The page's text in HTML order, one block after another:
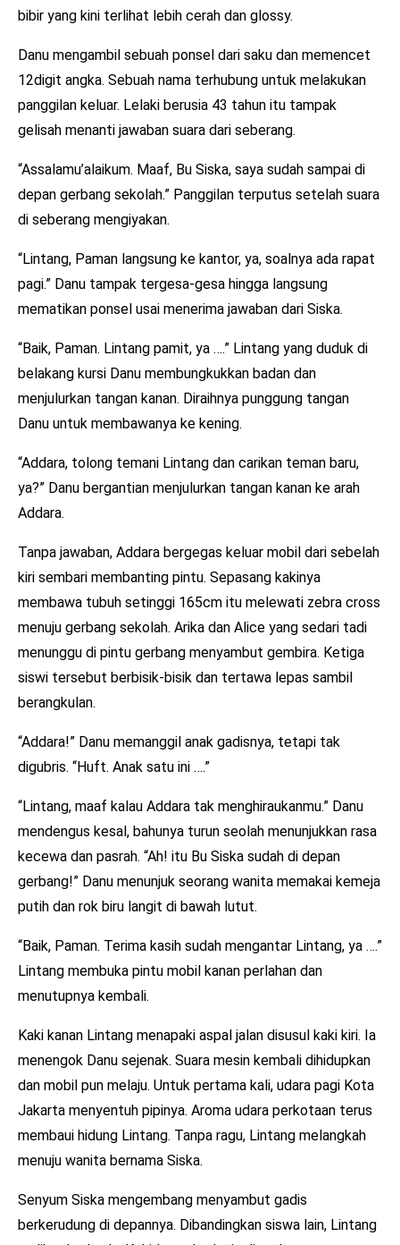
bibir yang kini terlihat lebih cerah dan glossy.
Danu mengambil sebuah ponsel dari saku dan memencet
12digit angka. Sebuah nama terhubung untuk melakukan
panggilan keluar. Lelaki berusia 43 tahun itu tampak
gelisah menanti jawaban suara dari seberang.
“Assalamu’alaikum. Maaf, Bu Siska, saya sudah sampai di
depan gerbang sekolah.” Panggilan terputus setelah suara
di seberang mengiyakan.
“Lintang, Paman langsung ke kantor, ya, soalnya ada rapat
pagi.” Danu tampak tergesa-gesa hingga langsung
mematikan ponsel usai menerima jawaban dari Siska.
“Baik, Paman. Lintang pamit, ya ….” Lintang yang duduk di
belakang kursi Danu membungkukkan badan dan
menjulurkan tangan kanan. Diraihnya punggung tangan
Danu untuk membawanya ke kening.
“Addara, tolong temani Lintang dan carikan teman baru,
ya?” Danu bergantian menjulurkan tangan kanan ke arah
Addara.
Tanpa jawaban, Addara bergegas keluar mobil dari sebelah
kiri sembari membanting pintu. Sepasang kakinya
membawa tubuh setinggi 165cm itu melewati zebra cross
menuju gerbang sekolah. Arika dan Alice yang sedari tadi
menunggu di pintu gerbang menyambut gembira. Ketiga
siswi tersebut berbisik-bisik dan tertawa lepas sambil
berangkulan.
“Addara!” Danu memanggil anak gadisnya, tetapi tak
digubris. “Huft. Anak satu ini ….”
“Lintang, maaf kalau Addara tak menghiraukanmu.” Danu
mendengus kesal, bahunya turun seolah menunjukkan rasa
kecewa dan pasrah. “Ah! itu Bu Siska sudah di depan
gerbang!” Danu menunjuk seorang wanita memakai kemeja
putih dan rok biru langit di bawah lutut.
“Baik, Paman. Terima kasih sudah mengantar Lintang, ya ….”
Lintang membuka pintu mobil kanan perlahan dan
menutupnya kembali.
Kaki kanan Lintang menapaki aspal jalan disusul kaki kiri. Ia
menengok Danu sejenak. Suara mesin kembali dihidupkan
dan mobil pun melaju. Untuk pertama kali, udara pagi Kota
Jakarta menyentuh pipinya. Aroma udara perkotaan terus
membaui hidung Lintang. Tanpa ragu, Lintang melangkah
menuju wanita bernama Siska.
Senyum Siska mengembang menyambut gadis
berkerudung di depannya. Dibandingkan siswa lain, Lintang